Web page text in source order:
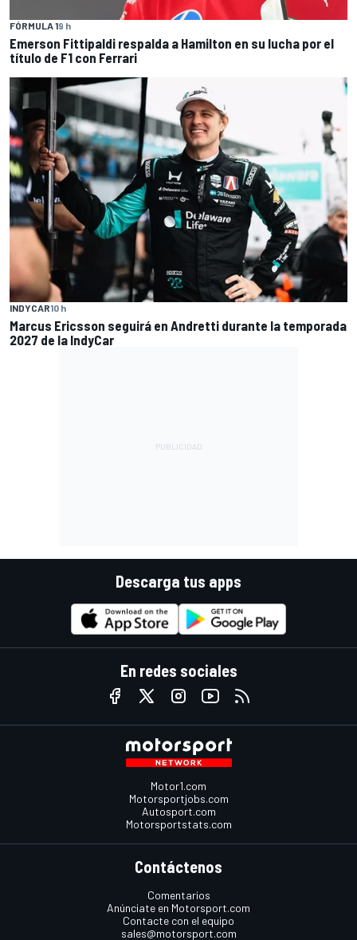
FÓRMULA 19 h
Emerson Fittipaldi respalda a Hamilton en su lucha por el
título de F1 con Ferrari
INDYCAR10 h
Marcus Ericsson seguirá en Andretti durante la temporada
2027 de la IndyCar
Descarga tus apps
En redes sociales
Motor1.com
Motorsportjobs.com
Autosport.com
Motorsportstats.com
Contáctenos
Comentarios
Anúnciate en Motorsport.com
Contacte con el equipo
sales@motorsport.com